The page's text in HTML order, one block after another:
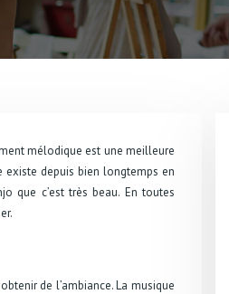
mélodique est une meilleure
existe depuis bien longtemps en
que c’est très beau. En toutes
de l’ambiance. La musique